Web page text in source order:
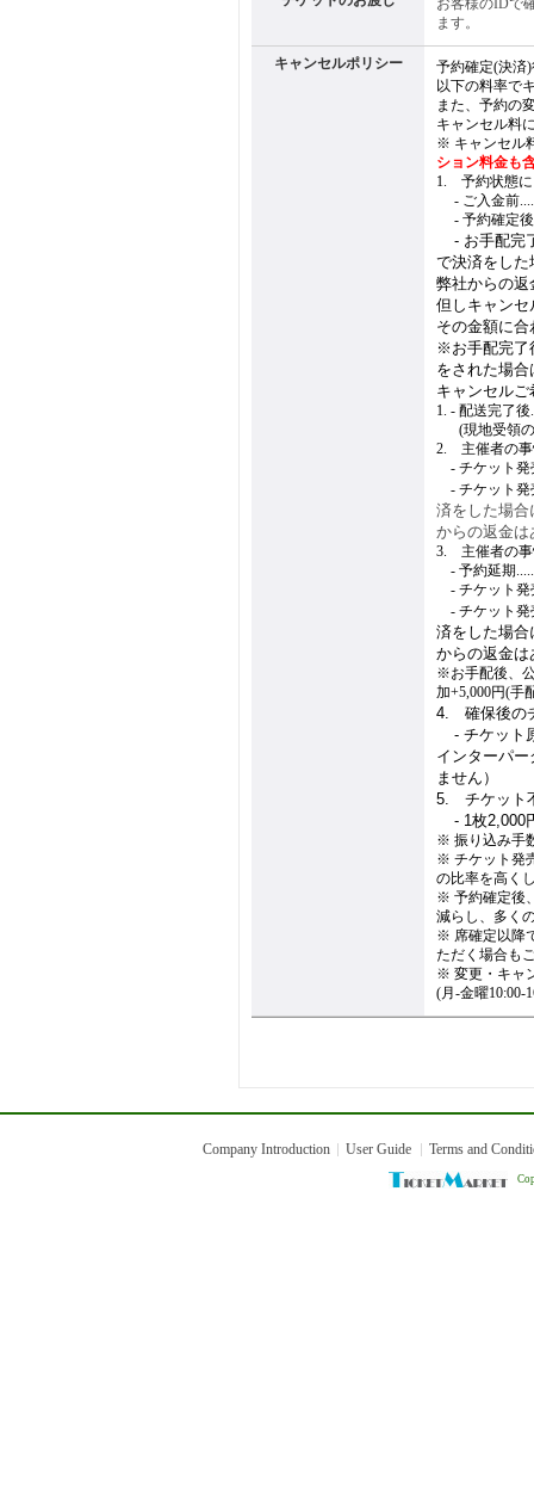
お客様のIDで
ます。
キャンセルポリシー
予約確定(決済
以下の料率で
また、予約の
キャンセル料
※ キャンセル
ション料金も
1. 予約状態に
- ご入金前
- 予約確定
- お手配完
で決済をした
弊社からの返
但しキャンセ
その金額に
※お手配完了
をされた場
キャンセル
1. - 配送完了後
(現地受領
2. 主催者の事
- チケット発
- チケット発
済をした場合
からの返金は
3. 主催者の事
- 予約延期
- チケット発
- チケット発
済をした場合
からの返金は
※お手配後、
加+5,000円(手
4. 確保後の
- チケット
インターパ
ません）
5. チケット
- 1枚2,000
※ 振り込み手
※ チケット発
の比率を高く
※ 予約確定後
減らし、多く
※ 席確定以降
ただく場合も
※ 変更・キャ
(月-金曜10:00-
Company Introduction User Guide Terms and